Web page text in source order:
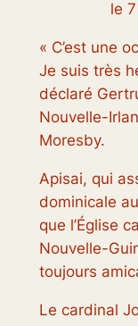
le
« C’est une
Je suis très
déclaré
Nouvelle-
Moresby.
Apisai, qui
dominicale
que l’Église
Nouvelle-
toujours
Le cardinal